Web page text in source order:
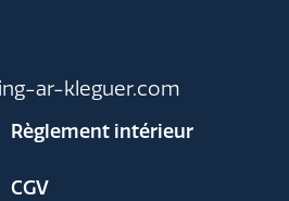
ar-kleguer.com
Règlement intérieur
CGV